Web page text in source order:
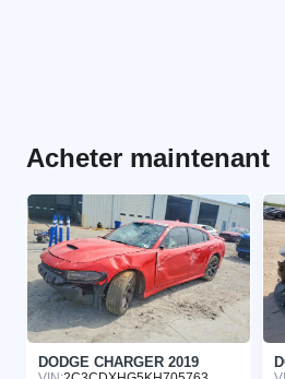
Acheter maintenant
DODGE CHARGER 2019